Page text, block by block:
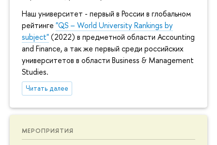
Наш университет - первый в России в глобальном
рейтинге "QS – World University Rankings by
subject"(2022) в предметной области Accounting
and Finance, а так же первый среди российских
университетов в области Business & Management
Studies.
Читать далее
МЕРОПРИЯТИЯ